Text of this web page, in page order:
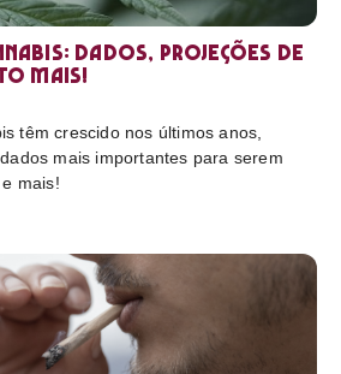
Dados, projeções de
mais!
têm crescido nos últimos anos,
mais importantes para serem
mais!